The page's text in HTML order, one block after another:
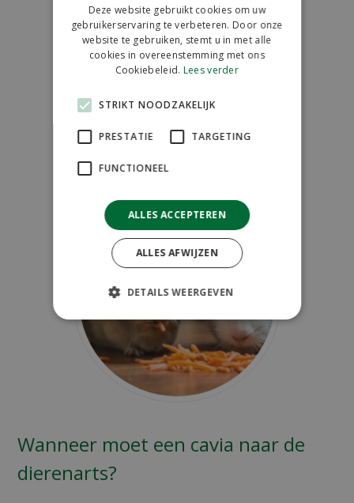
Wanneer moet een cavia naar de
dierenarts?
Deze website gebruikt cookies om uw
gebruikerservaring te verbeteren. Door onze
website te gebruiken, stemt u in met alle
cookies in overeenstemming met ons
Cookiebeleid. Lees verder
STRIKT NOODZAKELIJK
PRESTATIE TARGETING
FUNCTIONEEL
ALLES ACCEPTEREN
ALLES AFWIJZEN
DETAILS WEERGEVEN